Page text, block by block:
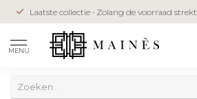
Laatste collectie • Zolang de voorraad strekt
MENU